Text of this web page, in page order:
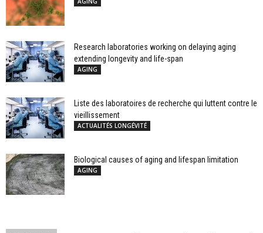
Research laboratories working on delaying aging
extending longevity and life-span
AGING
Liste des laboratoires de recherche qui luttent contre le
vieillissement
ACTUALITÉS LONGÉVITÉ
Biological causes of aging and lifespan limitation
AGING